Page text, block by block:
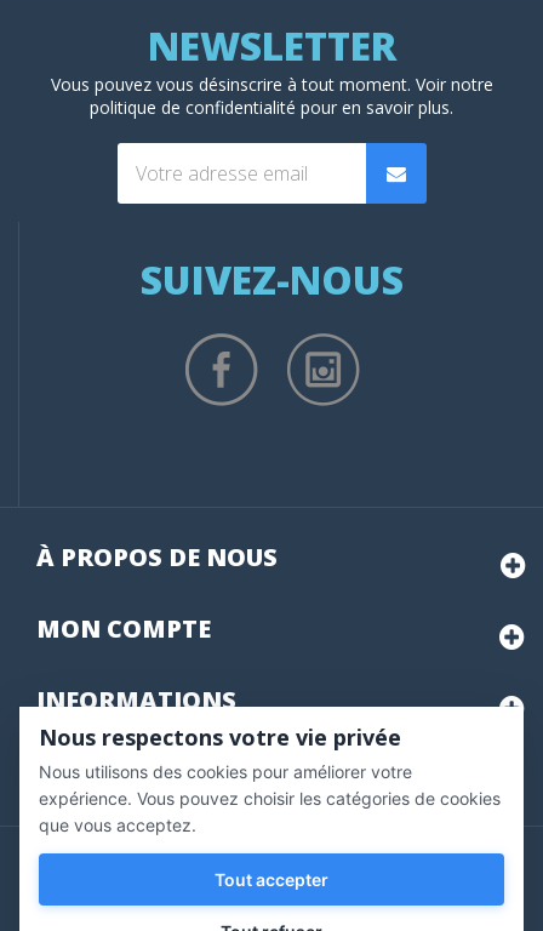
Vous pouvez vous désinscrire à tout moment. Voir notre
politique de confidentialité pour en savoir plus.
SUIVEZ-NOUS
À PROPOS DE NOUS
MON COMPTE
INFORMATIONS
Marchand approuvé par la Société des Avis Garantis,
pour vérifier .
Copyright © 2020 Vernazobres Grego - tous droits
réservés.
Nous respectons votre vie privée
Nous utilisons des cookies pour améliorer votre
expérience. Vous pouvez choisir les catégories de cookies
que vous acceptez.
Tout accepter